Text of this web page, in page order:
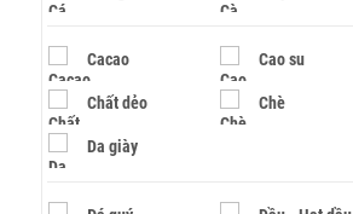
Cacao Cao su
Chất dẻo Chè
Da giày